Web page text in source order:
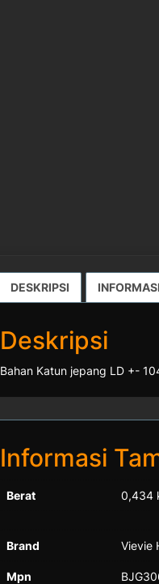
DESKRIPSI
Deskripsi
Bahan Katun jepang LD +-
Informasi
Berat 0,434
Brand Vievie
Mpn